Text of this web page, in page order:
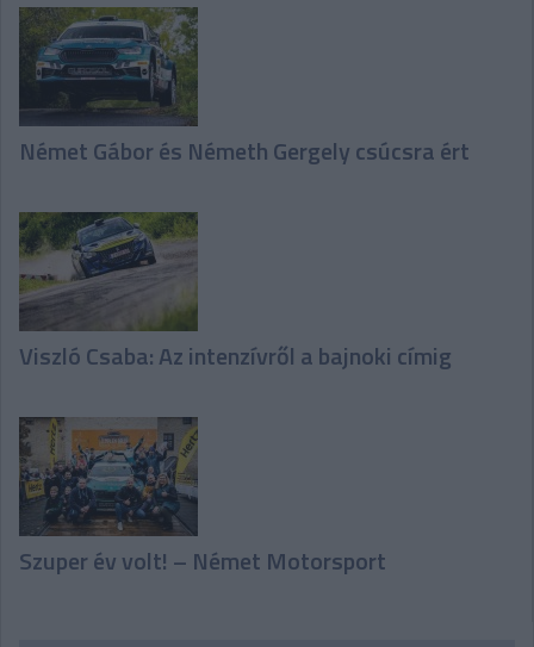
Német Gábor és Németh Gergely csúcsra ért
Viszló Csaba: Az intenzívről a bajnoki címig
Szuper év volt! – Német Motorsport